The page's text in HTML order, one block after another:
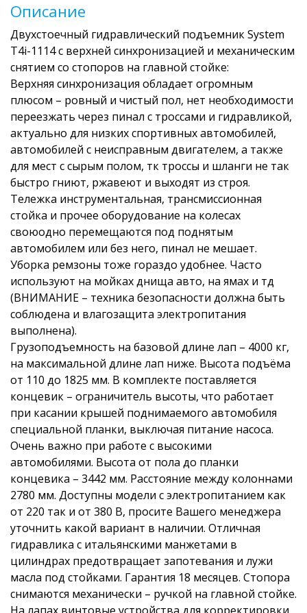
Описание
Двухстоечный гидравлический подъемник System
T4i-1114 с верхней синхронизацией и механическим
снятием со стопоров на главной стойке:
Верхняя синхронизация обладает огромным
плюсом – ровный и чистый пол, нет необходимости
переезжать через пинал с троссами и гидравликой,
актуально для низких спортивных автомобилей,
автомобилей с неисправным двигателем, а также
для мест с сырым полом, тк троссы и шланги не так
быстро гниют, ржавеют и выходят из строя.
Тележка инструментальная, трансмиссионная
стойка и прочее оборудование на колесах
своюодно перемещаются под поднятым
автомобилем или без него, пинал не мешает.
Уборка ремзоны тоже гораздо удобнее. Часто
используют на мойках днища авто, на ямах и тд
(ВНИМАНИЕ – техника безопасности должна быть
соблюдена и влагозащита электропитания
выполнена).
Грузоподъемность на базовой длине лап – 4000 кг,
на максимальной длине лап ниже. Высота подъёма
от 110 до 1825 мм. В комплекте поставляется
концевик – ограничитель высоты, что работает
при касании крышей поднимаемого автомобиля
специальной планки, выключая питание насоса.
Очень важно при работе с высокими
автомобилями. Высота от пола до планки
концевика – 3442 мм. Расстояние между колоннами
2780 мм. Доступны модели с электропитанием как
от 220 так и от 380 В, просите Вашего менеджера
уточнить какой вариант в наличии. Отличная
гидравлика с итальянскими манжетами в
цилиндрах предотвращает запотевания и лужи
масла под стойками. Гарантия 18 месяцев. Стопора
снимаются механически – ручкой на главной стойке.